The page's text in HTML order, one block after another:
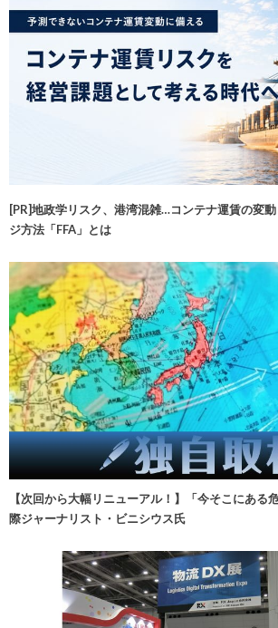
[PR]地政学リスク、港湾混雑…コンテナ運賃の変
ジ方法「FFA」とは
【次回から大幅リニューアル！】「今そこにあ
際ジャーナリスト・ビニシウス氏